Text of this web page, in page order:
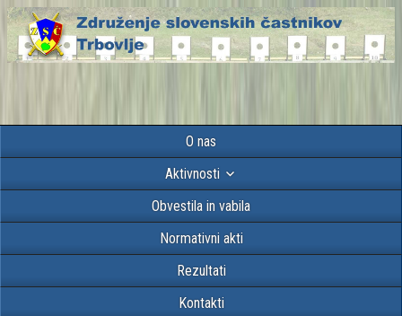
O nas
Aktivnosti
Obvestila in vabila
Normativni akti
Rezultati
Kontakti